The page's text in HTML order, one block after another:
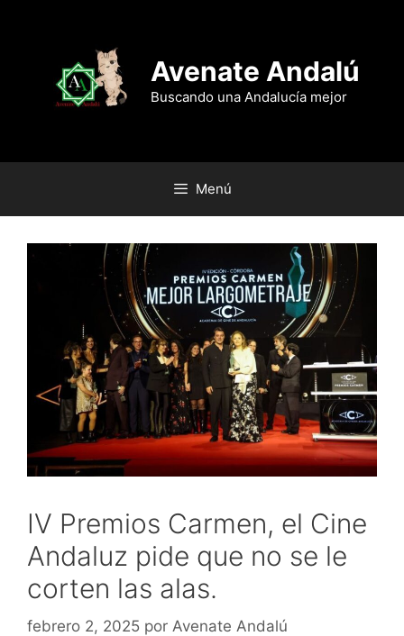
Avenate Andalú
Buscando una Andalucía mejor
Menú
IV Premios Carmen, el Cine
Andaluz pide que no se le
corten las alas.
febrero 2, 2025 por Avenate Andalú